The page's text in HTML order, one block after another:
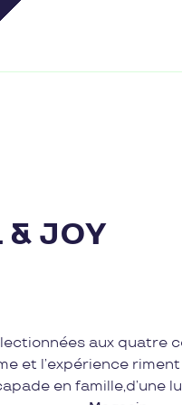
& JOY
aux quatre
et l’expérience
en famille,d’une